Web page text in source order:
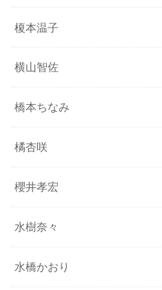
榎本温子
横山智佐
橋本ちなみ
橘杏咲
櫻井孝宏
水樹奈々
水橋かおり